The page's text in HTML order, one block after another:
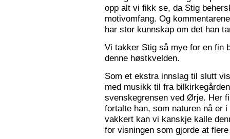
opp alt vi fikk se, da Stig
motivomfang. Og
har stor kunnskap om det han
Vi takker Stig så mye for en fin
denne høstkvelden.
Som et ekstra innslag til slutt
med musikk til fra
svenskegrensen ved Ørje. Her
fortalte han, som naturen nå er
vakkert kan vi kanskje kalle
for visningen som gjorde at